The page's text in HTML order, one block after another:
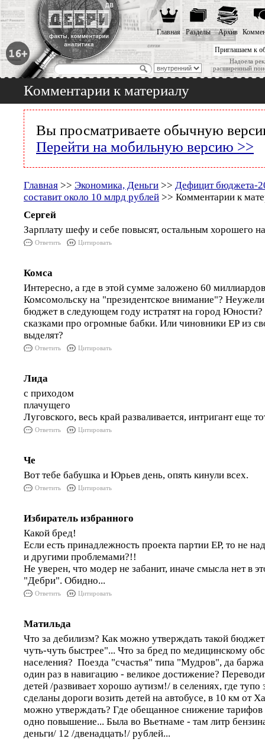
Приглашаем к
Надоела
расширенный
Главная Разделы Архив
Комментарии к материалу
Вы просматриваете обычную
Перейти на мобильную версию >>
Главная >> Экономика, Деньги >> Дефицит бюджета-
составит около 10 млрд рублей >> Комментарии к
Сергей
Зарплату шефу и себе повысят, остальным хорошего
Ответить Цитировать
Комса
Интересно, а где в этой сумме заложено 60
Комсомольску на "президентское внимание"? Неужели
бюджет в следующем году истратят на город
сказками про огромные бабки. Или чиновники ЕР из
выделят?
Ответить Цитировать
Лида
с приходом
плачущего
Луговского, весь край разваливается, интригант еще
Ответить Цитировать
Че
Вот тебе бабушка и Юрьев день, опять кинули всех.
Ответить Цитировать
Избиратель избранного
Какой бред!
Если есть принадлежность проекта партии ЕР, то не
и другими проблемами?!!
Не уверен, что модер не забанит, иначе смысла нет в
"Дебри". Обидно...
Ответить Цитировать
Матильда
Что за дебилизм? Как можно утверждать такой
чуть-чуть быстрее"... Что за бред по медицинскому
населения? Поезда "счастья" типа "Мудров", да
один раз в навигацию - великое достижение?
детей /развивает хорошо аутизм!/ в селениях, где
сделаны дороги возить детей на автобусе, в 10 км от
можно утверждать? Где обещанное снижение
одно повышение... Была во Вьетнаме - там литр
деньги/ 12 /двенадцать!/ рублей...